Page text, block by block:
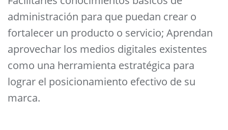
administración para que puedan crear o
fortalecer un producto o servicio; Aprendan
aprovechar los medios digitales existentes
como una herramienta estratégica para
lograr el posicionamiento efectivo de su
marca.